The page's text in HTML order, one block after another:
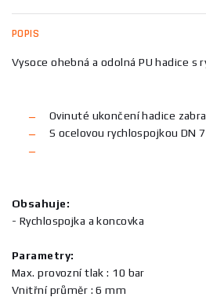
POPIS
Vysoce ohebná a odolná PU hadice s
Ovinuté ukončení hadice
S ocelovou rychlospojkou DN
Obsahuje:
- Rychlospojka a koncovka
Parametry:
Max. provozní tlak : 10 bar
Vnitřní průměr : 6 mm